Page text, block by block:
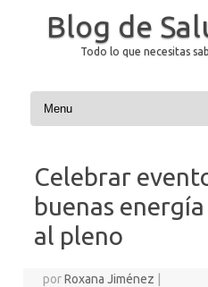
Blog de
Todo lo que necesitas
Saltar al contenido
Celebrar
buenas
al pleno
porRoxana Jiménez